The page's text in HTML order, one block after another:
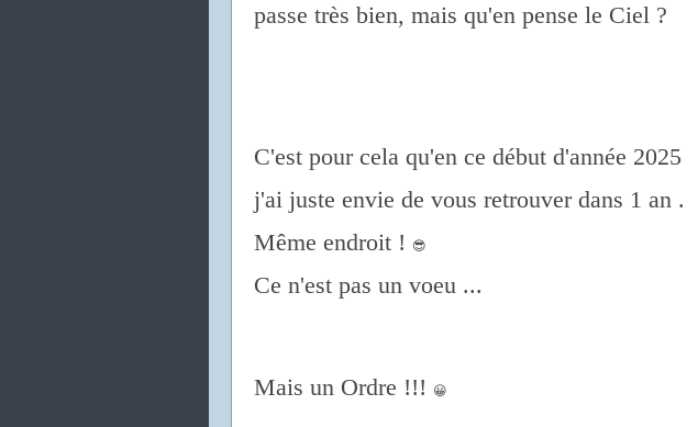
passe très bien, mais qu'en pense le Ciel ?
C'est pour cela qu'en ce début d'année 2025
j'ai juste envie de vous retrouver dans 1 an .
Même endroit !
😎
Ce n'est pas un voeu ...
Mais un Ordre !!! 😀